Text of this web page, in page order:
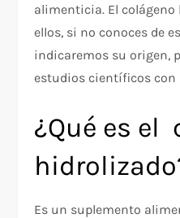
alimenticia. El
ellos, si no conoces de
indicaremos su origen,
estudios científicos con
¿Qué es el
Es un suplemento